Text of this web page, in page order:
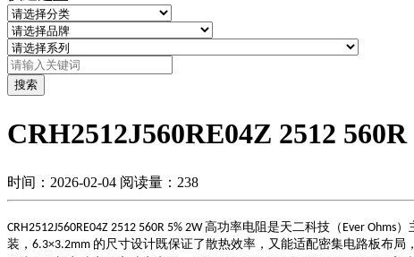
搜索
CRH2512J560RE04Z 2512
时间：2026-02-04 阅读量：238
CRH2512J560RE04Z 2512 560R 5% 2W高功率电阻是天二科技（ Ever Ohms）
装， 6.3×3.2mm 的尺寸设计既保证了散热效率，又能适配密集电路板布局，